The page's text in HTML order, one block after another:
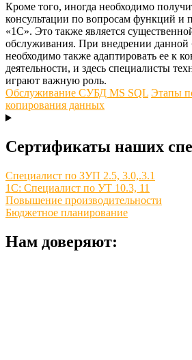
Кроме того, иногда необходимо
консультации по вопросам функций и
«1С». Это также является
обслуживания. При внедрении данной
необходимо также адаптировать ее к
деятельности, и здесь специалисты
играют важную роль.
Обслуживание СУБД MS SQL Этапы
копирования данных
Сертификаты наших
Специалист по ЗУП 2.5, 3.0,.3.1
1С: Специалист по УТ 10.3, 11
Повышение производительности
Бюджетное планирование
Нам доверяют: